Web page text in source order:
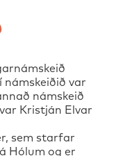
námskeiðið var
námskeið
Kristján Elvar
sem starfar
Hólum og er